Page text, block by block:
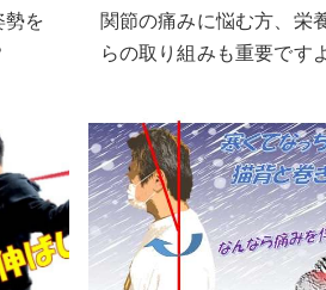
を
関節の痛みに悩む方、栄
らの取り組みも重要です